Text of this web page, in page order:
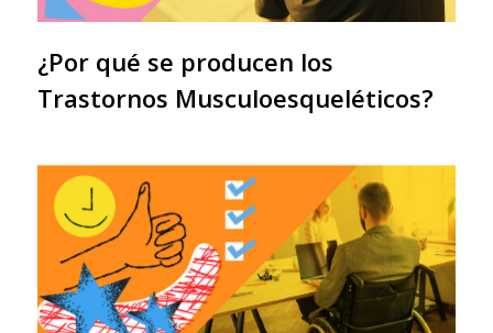
¿Por qué se producen los
Trastornos Musculoesqueléticos?